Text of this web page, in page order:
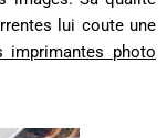
lui coute une
imprimantes photo